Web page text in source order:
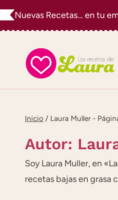
Saltar
al
Nuevas Recetas… en tu
Inicio / Laura Muller -
Autor:
Soy Laura Muller, en
recetas bajas en grasa